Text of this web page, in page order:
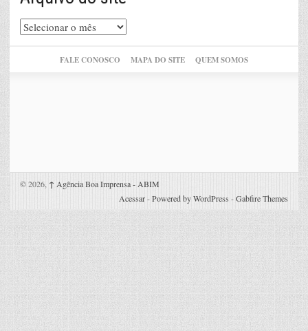
Arquivo
do
FALE CONOSCO MAPA DO SITE QUEM SOMOS
© 2026, ↑ Agência Boa Imprensa - ABIM
Acessar-Powered by WordPress -Gabfire Themes